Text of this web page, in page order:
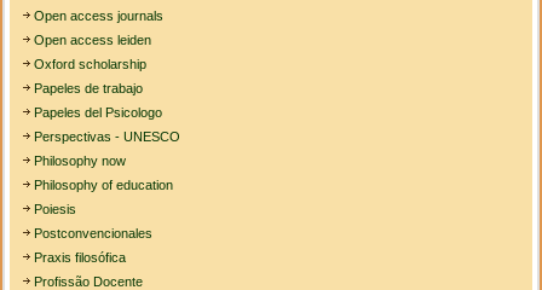
Open access journals
Open access leiden
Oxford scholarship
Papeles de trabajo
Papeles del Psicologo
Perspectivas - UNESCO
Philosophy now
Philosophy of education
Poiesis
Postconvencionales
Praxis filosófica
Profissão Docente